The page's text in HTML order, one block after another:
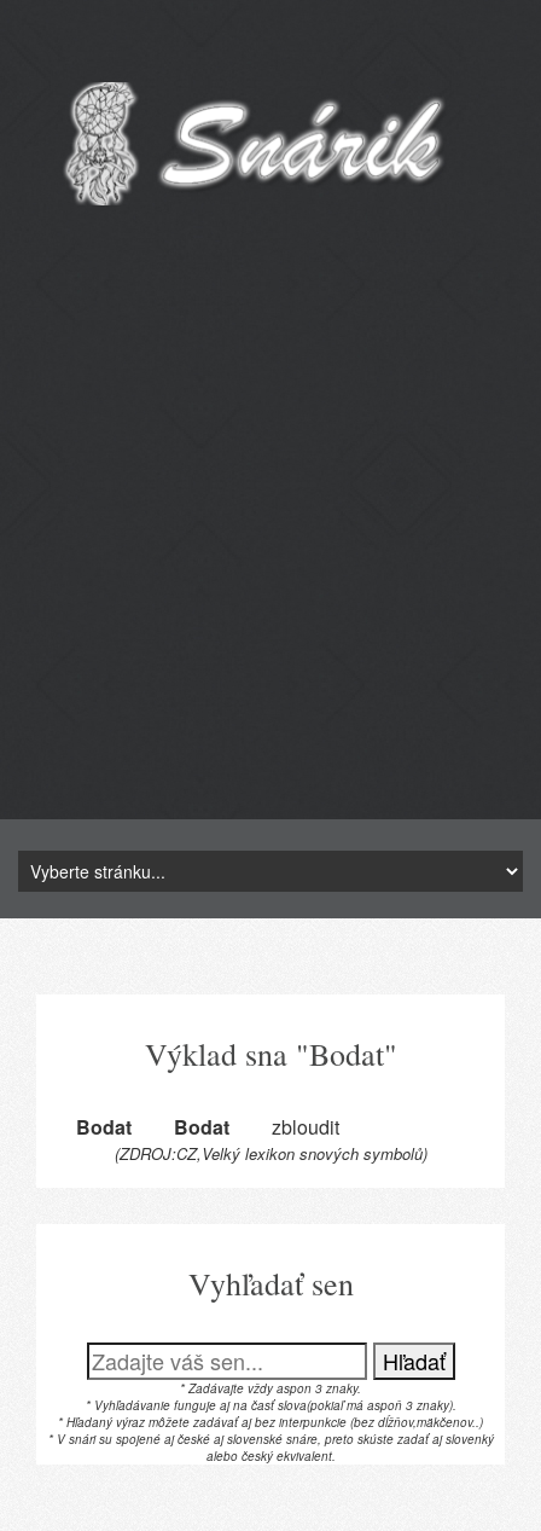
Výklad sna "Bodat"
Bodat Bodat zbloudit
(ZDROJ:CZ,Velký lexikon snových symbolů)
Vyhľadať sen
Hľadať
* Zadávajte vždy aspon 3 znaky.
* Vyhľadávanie funguje aj na časť slova(pokiaľ má aspoň 3 znaky).
* Hľadaný výraz môžete zadávať aj bez interpunkcie (bez dĺžňov,mäkčenov..)
* V snári su spojené aj české aj slovenské snáre, preto skúste zadať aj slovenký
alebo český ekvivalent.